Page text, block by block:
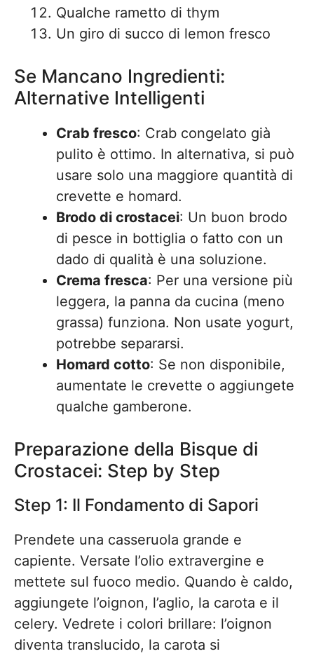
Qualche rametto di thym
Un giro di succo di lemon fresco
Se Mancano Ingredienti:
Alternative Intelligenti
Crab fresco: Crab congelato già
pulito è ottimo. In alternativa, si può
usare solo una maggiore quantità di
crevette e homard.
Brodo di crostacei: Un buon brodo
di pesce in bottiglia o fatto con un
dado di qualità è una soluzione.
Crema fresca: Per una versione più
leggera, la panna da cucina (meno
grassa) funziona. Non usate yogurt,
potrebbe separarsi.
Homard cotto: Se non disponibile,
aumentate le crevette o aggiungete
qualche gamberone.
Preparazione della Bisque di
Crostacei: Step by Step
Step 1: Il Fondamento di Sapori
Prendete una casseruola grande e
capiente. Versate l’olio extravergine e
mettete sul fuoco medio. Quando è caldo,
aggiungete l’oignon, l’aglio, la carota e il
celery. Vedrete i colori brillare: l’oignon
diventa translucido, la carota si